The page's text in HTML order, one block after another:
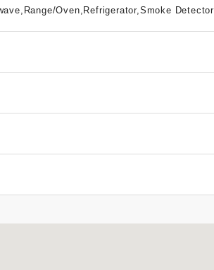
Oven,Refrigerator,Smoke Detector